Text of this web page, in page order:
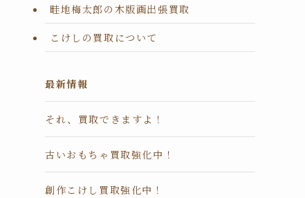
畦地梅太郎の木版画出張買取
こけしの買取について
最新情報
それ、買取できますよ！
古いおもちゃ買取強化中！
創作こけし買取強化中！